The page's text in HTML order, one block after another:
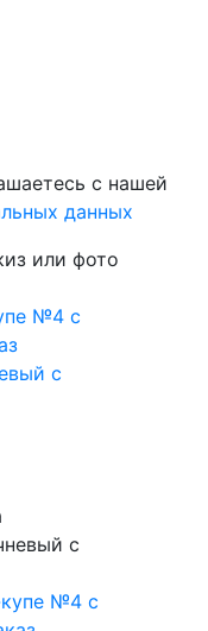
с нашей
данных
или фото
с
с